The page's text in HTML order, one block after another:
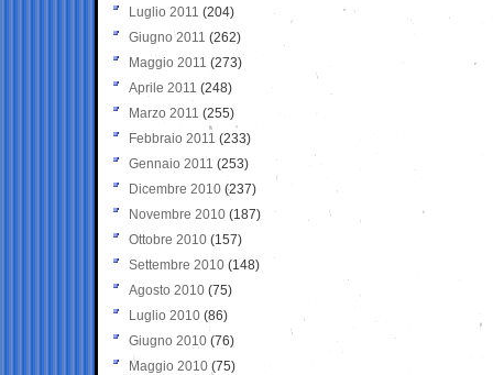
Luglio 2011 (204)
Giugno 2011 (262)
Maggio 2011 (273)
Aprile 2011 (248)
Marzo 2011 (255)
Febbraio 2011 (233)
Gennaio 2011 (253)
Dicembre 2010 (237)
Novembre 2010 (187)
Ottobre 2010 (157)
Settembre 2010 (148)
Agosto 2010 (75)
Luglio 2010 (86)
Giugno 2010 (76)
Maggio 2010 (75)